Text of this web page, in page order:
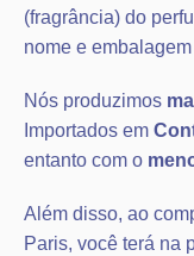
(fragrância) do
nome e
Nós produzimos
Importados em
entanto com o
Além disso, ao
Paris, você terá na